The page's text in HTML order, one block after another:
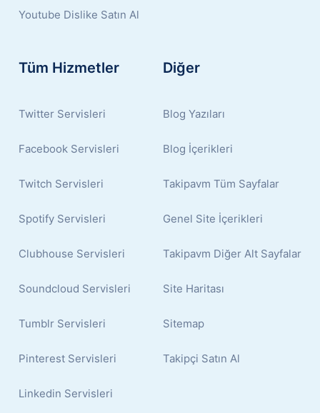
Youtube Dislike Satın Al
Tüm Hizmetler
Twitter Servisleri
Facebook Servisleri
Twitch Servisleri
Spotify Servisleri
Clubhouse Servisleri
Soundcloud Servisleri
Tumblr Servisleri
Pinterest Servisleri
Linkedin Servisleri
Diğer
Blog Yazıları
Blog İçerikleri
Takipavm Tüm Sayfalar
Genel Site İçerikleri
Takipavm Diğer Alt Sayfalar
Site Haritası
Sitemap
Takipçi Satın Al